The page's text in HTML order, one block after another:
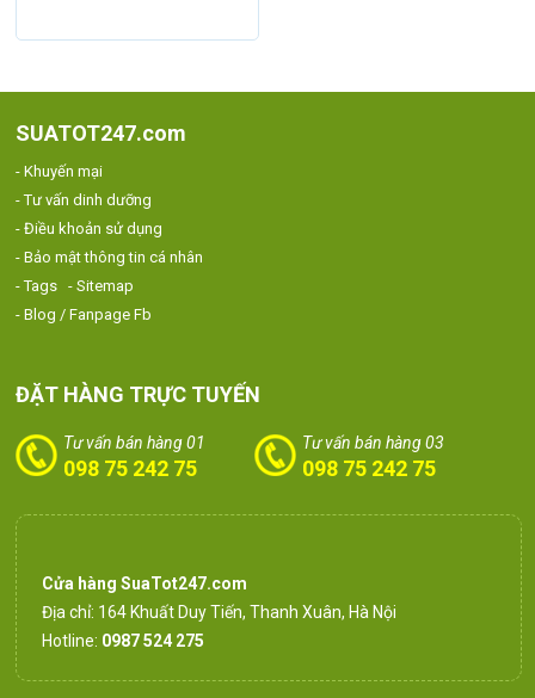
SUATOT247.com
- Khuyến mại
- Tư vấn dinh dưỡng
- Điều khoản sử dụng
- Bảo mật thông tin cá nhân
- Tags
- Sitemap
- Blog / Fanpage Fb
ĐẶT HÀNG TRỰC TUYẾN
Tư vấn bán hàng 01
098 75 242 75
Tư vấn bán hàng 03
098 75 242 75
Cửa hàng SuaTot247.com
Địa chỉ: 164 Khuất Duy Tiến, Thanh Xuân, Hà Nội
Hotline: 0987 524 275